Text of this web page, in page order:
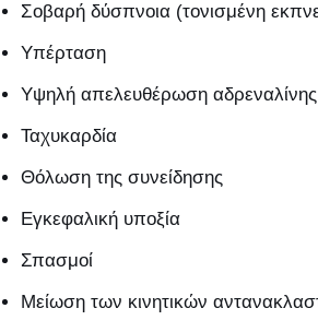
Σοβαρή δύσπνοια (τονισμένη
Υπέρταση
Υψηλή απελευθέρωση
Ταχυκαρδία
Θόλωση της συνείδησης
Εγκεφαλική υποξία
Σπασμοί
Μείωση των κινητικών